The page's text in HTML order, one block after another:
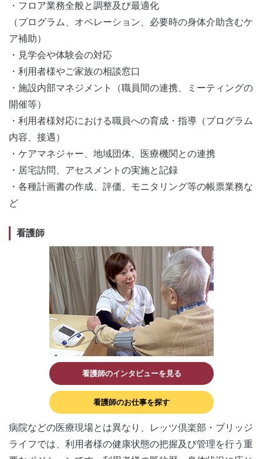
・フロア業務全般と調整及び最適化
（プログラム、オペレーション、必要時の身体介助含むケ
ア補助）
・見学会や体験会の対応
・利用者様やご家族の相談窓口
・施設内部マネジメント（職員間の連携、ミーティングの
開催等）
・利用者様対応における職員への育成・指導（プログラム
内容、接遇）
・ケアマネジャー、地域団体、医療機関との連携
・居宅訪問、アセスメントの実施と記録
・各種計画書の作成、評価、モニタリング等の帳票業務な
ど
看護師
看護師のインタビューを見る
看護師のお仕事を探す
病院などの医療現場とは異なり、レッツ倶楽部・ブリッジ
ライフでは、利用者様の健康状態の把握及び管理を行う重